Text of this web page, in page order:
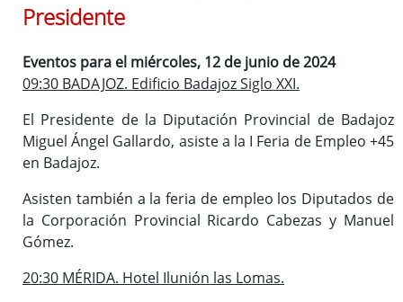
Presidente
Eventos para el miércoles, 12 de junio de 2024
09:30 BADAJOZ. Edificio Badajoz Siglo XXI.
El Presidente de la Diputación Provincial de Badajoz
Miguel Ángel Gallardo, asiste a la I Feria de Empleo +45
en Badajoz.
Asisten también a la feria de empleo los Diputados de
la Corporación Provincial Ricardo Cabezas y Manuel
Gómez.
20:30 MÉRIDA. Hotel Ilunión las Lomas.